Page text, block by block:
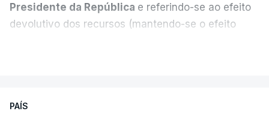
Presidente da República e referindo-se ao efeito
devolutivo dos recursos (mantendo-se o efeito
quanto à possibilidade de expulsar do país
PAÍS